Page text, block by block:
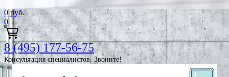
0 руб.
0
8 (495) 177-56-75
Консультация специалистов. Звоните!